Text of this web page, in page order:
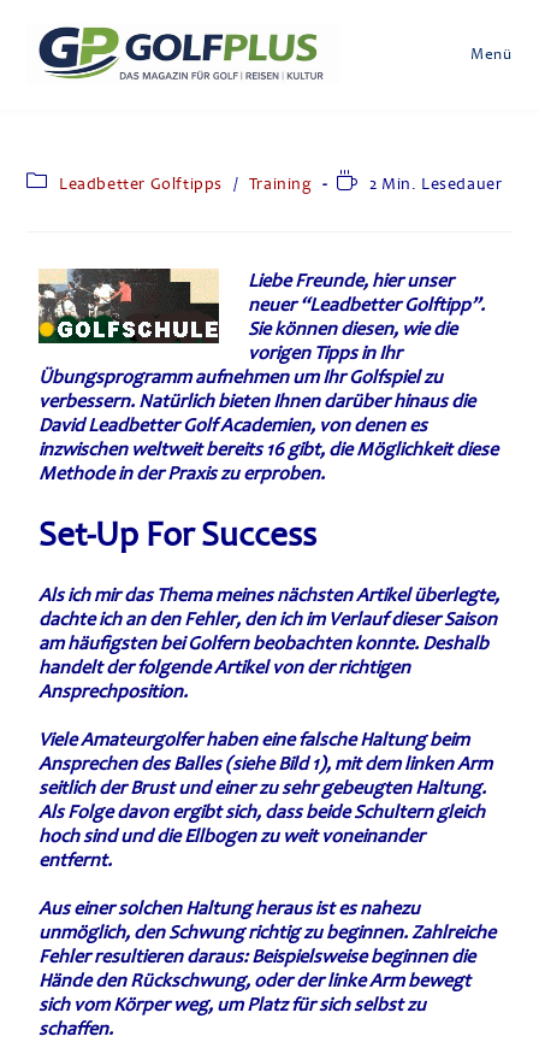
Menü
Leadbetter Golftipps / Training 2 Min. Lesedauer
Liebe Freunde, hier unser
neuer “Leadbetter Golftipp”.
Sie können diesen, wie die
vorigen Tipps in Ihr
Übungsprogramm aufnehmen um Ihr Golfspiel zu
verbessern. Natürlich bieten Ihnen darüber hinaus die
David Leadbetter Golf Academien, von denen es
inzwischen weltweit bereits 16 gibt, die Möglichkeit diese
Methode in der Praxis zu erproben.
Set-Up For Success
Als ich mir das Thema meines nächsten Artikel überlegte,
dachte ich an den Fehler, den ich im Verlauf dieser Saison
am häufigsten bei Golfern beobachten konnte. Deshalb
handelt der folgende Artikel von der richtigen
Ansprechposition.
Viele Amateurgolfer haben eine falsche Haltung beim
Ansprechen des Balles (siehe Bild 1), mit dem linken Arm
seitlich der Brust und einer zu sehr gebeugten Haltung.
Als Folge davon ergibt sich, dass beide Schultern gleich
hoch sind und die Ellbogen zu weit voneinander
entfernt.
Aus einer solchen Haltung heraus ist es nahezu
unmöglich, den Schwung richtig zu beginnen. Zahlreiche
Fehler resultieren daraus: Beispielsweise beginnen die
Hände den Rückschwung, oder der linke Arm bewegt
sich vom Körper weg, um Platz für sich selbst zu
schaffen.